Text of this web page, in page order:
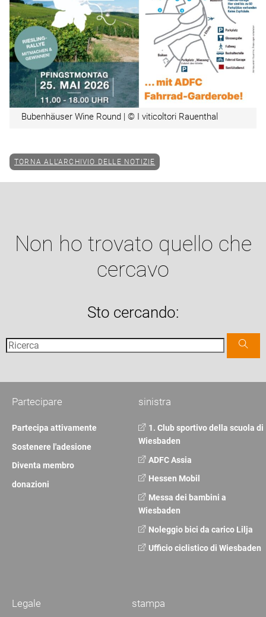
Bubenhäuser Wine Round | © I viticoltori Rauenthal
TORNA ALL'ARCHIVIO DELLE NOTIZIE
Non ho trovato quello che
cercavo
Sto cercando:
sinistra
1. Club sportivo della scuola di
Wiesbaden
ADFC Assia
Hessen Mobil
Messa dei bambini a
Wiesbaden
Noleggio bici da carico Lilja
Ufficio ciclistico di Wiesbaden
Partecipare
Partecipa attivamente
Sostenere l'adesione
Diventa membro
donazioni
stampa
Legale